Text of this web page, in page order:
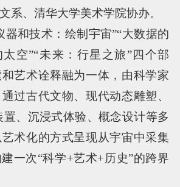
系、清华大学美术学院协办。
器和技术：绘制宇宙”“大数据的
空”“未来：行星之旅”四个部
艺术诠释融为一体，由科学家
过古代文物、现代动态雕塑、
置、沉浸式体验、概念设计等多
术化的方式呈现从宇宙中采集
一次“科学+艺术+历史”的跨界